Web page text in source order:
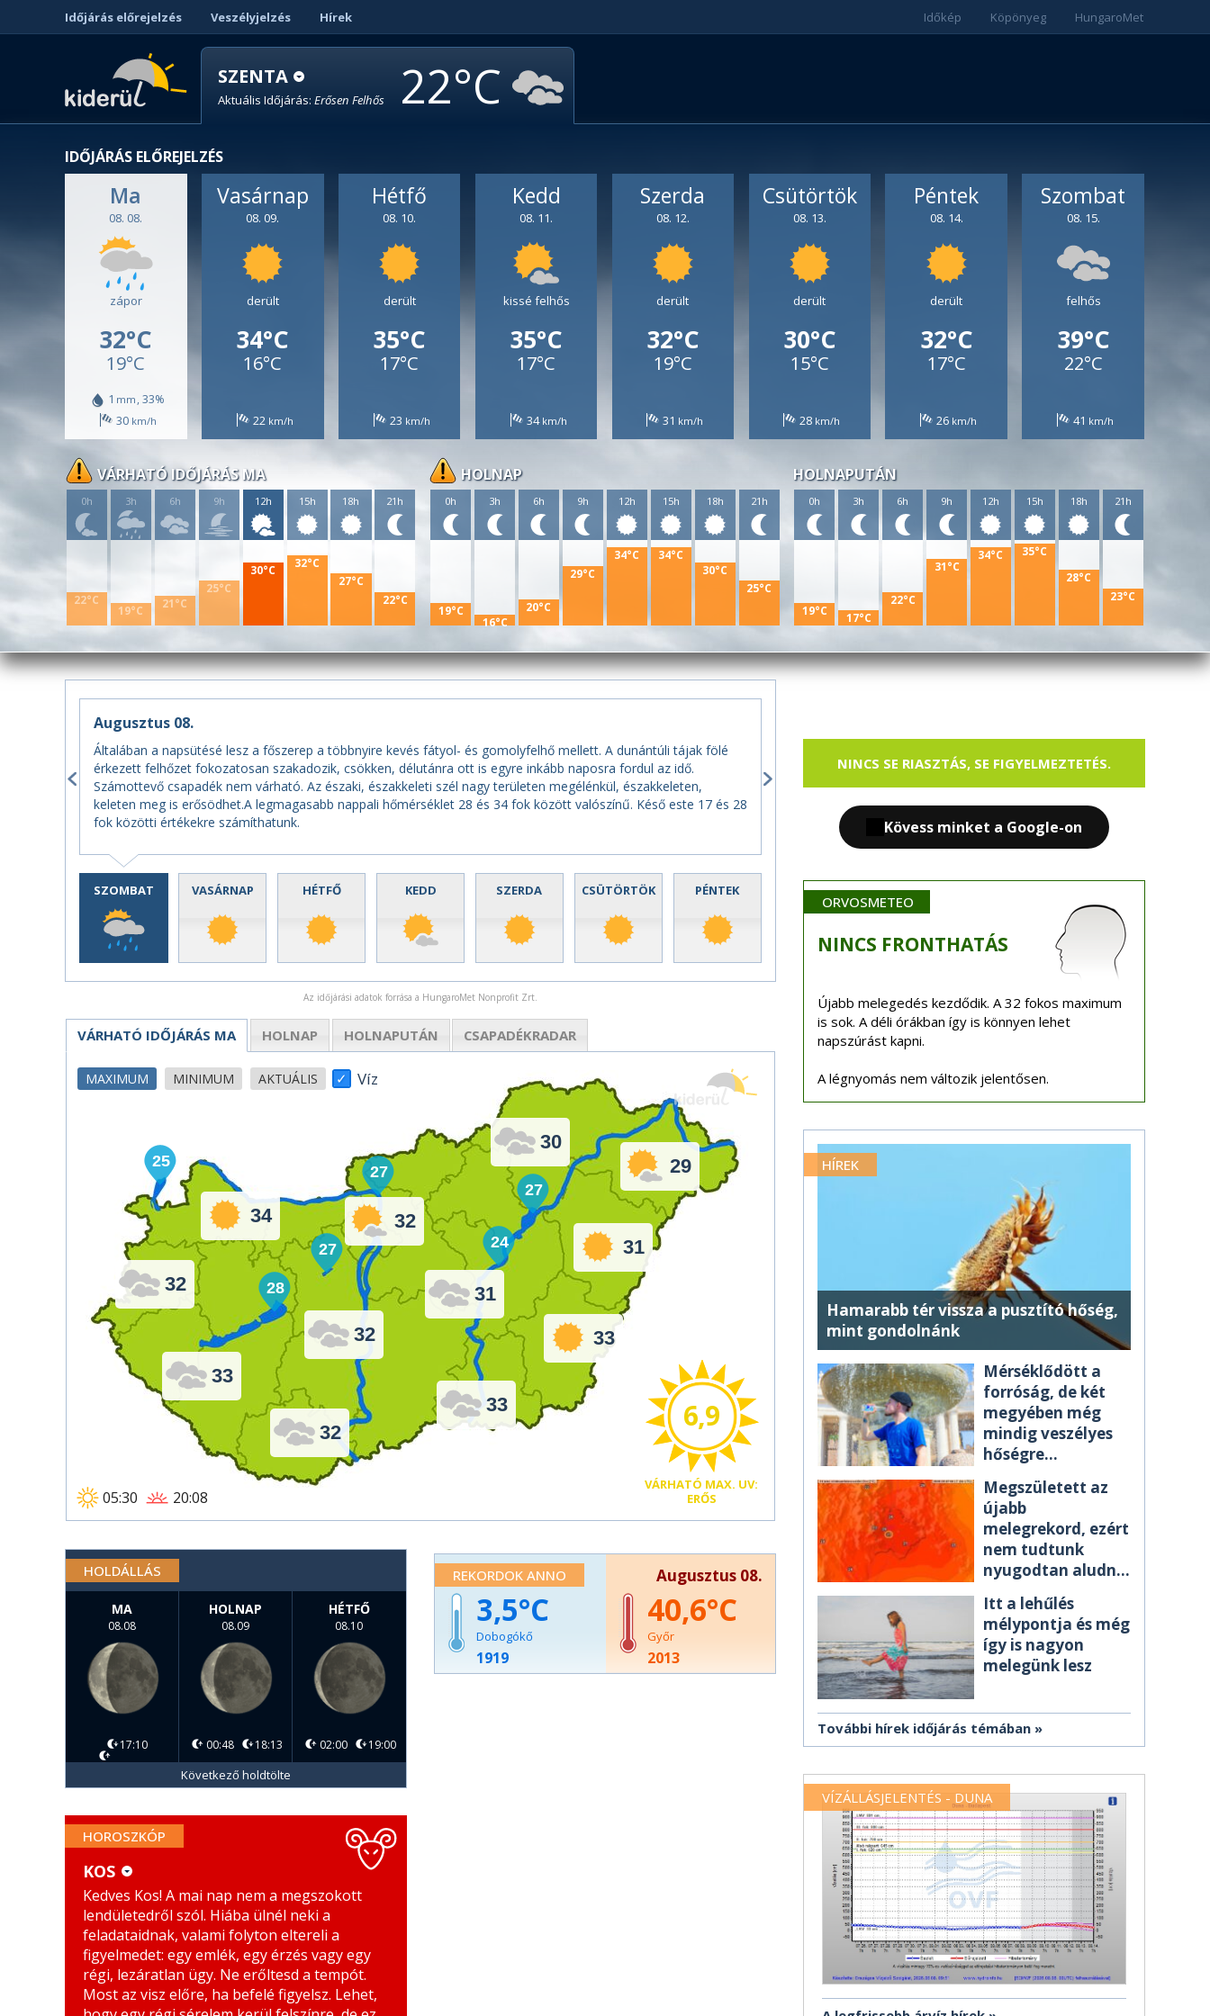
Időjárás előrejelzés Veszélyjelzés Hírek HungaroMet
Köpönyeg
Időkép
SZENTA
Aktuális Időjárás: Erősen Felhős 22
IDŐJÁRÁS ELŐREJELZÉS
Ma
08. 08.
zápor
32°C
19°C
1
33
30
Vasárnap
08. 09.
derült
34°C
16°C
22
Hétfő
08. 10.
derült
35°C
17°C
23
Kedd
08. 11.
kissé felhős
35°C
17°C
34
Szerda
08. 12.
derült
32°C
19°C
31
Csütörtök
08. 13.
derült
30°C
15°C
28
Péntek
08. 14.
derült
32°C
17°C
26
Szombat
08. 15.
felhős
39°C
22°C
41
VÁRHATÓ IDŐJÁRÁS MA
0h
22°C
3h
19°C
6h
21°C
9h
25°C
12h
30°C
15h
32°C
18h
27°C
21h
22°C
HOLNAP
0h
19°C
3h
16°C
6h
20°C
9h
29°C
12h
34°C
15h
34°C
18h
30°C
21h
25°C
HOLNAPUTÁN
0h
19°C
3h
17°C
6h
22°C
9h
31°C
12h
34°C
15h
35°C
18h
28°C
21h
23°C
Augusztus 08.
Általában a napsütésé lesz a főszerep a többnyire kevés fátyol- és gomolyfelhő mellett. A dunántúli tájak fölé
érkezett felhőzet fokozatosan szakadozik, csökken, délutánra ott is egyre inkább naposra fordul az idő.
Számottevő csapadék nem várható. Az északi, északkeleti szél nagy területen megélénkül, északkeleten,
keleten meg is erősödhet.A legmagasabb nappali hőmérséklet 28 és 34 fok között valószínű. Késő este 17 és 28
fok közötti értékekre számíthatunk.
SZOMBAT VASÁRNAP HÉTFŐ KEDD SZERDA CSÜTÖRTÖK PÉNTEK
Az időjárási adatok forrása a HungaroMet Nonprofit Zrt.
VÁRHATÓ IDŐJÁRÁS MA HOLNAP HOLNAPUTÁN CSAPADÉKRADAR
34
32
33
32
32
33
31
32
30
33
31
29
27
28
27
25
24
27
05:30 20:08
6,9
VÁRHATÓ MAX. UV:
ERŐS
Víz
MAXIMUM MINIMUM AKTUÁLIS
HOLDÁLLÁS
MA
08.08
17:10
HOLNAP
08.09
00:48 18:13
HÉTFŐ
08.10
02:00 19:00
Következő holdtölte
HOROSZKÓP
KOS
BIKA
IKREK
RÁK
MÉRLEG
SKORPIÓ
NYILAS
BAK
KOS
Kedves Kos! A mai nap nem a megszokott
lendületedről szól. Hiába ülnél neki a
feladataidnak, valami folyton eltereli a
figyelmedet: egy emlék, egy érzés vagy egy
régi, lezáratlan ügy. Ne erőltesd a tempót.
Most az visz előre, ha befelé figyelsz. Lehet,
REKORDOK ANNO Augusztus 08.
3,5
Dobogókő
1919
40,6
Győr
2013
NINCS SE RIASZTÁS, SE FIGYELMEZTETÉS.
Kövess minket a Google-on
ORVOSMETEO
NINCS FRONTHATÁS
Újabb melegedés kezdődik. A 32 fokos maximum
is sok. A déli órákban így is könnyen lehet
napszúrást kapni.
A légnyomás nem változik jelentősen.
HÍREK
Hamarabb tér vissza a pusztító hőség,
mint gondolnánk
Mérséklődött a
forróság, de két
megyében még
mindig veszélyes
hőségre
Megszületett az
újabb
melegrekord, ezért
nem tudtunk
nyugodtan aludni
Itt a lehűlés
mélypontja és még
így is nagyon
melegünk lesz
További hírek időjárás témában
VÍZÁLLÁSJELENTÉS - DUNA